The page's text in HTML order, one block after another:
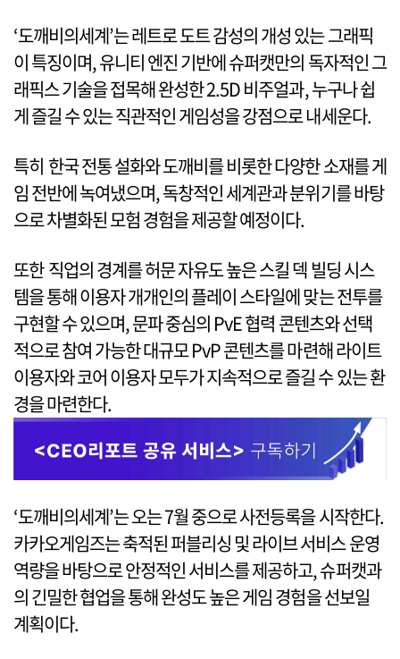
‘도깨비의세계’는 레트로 도트 감성의 개성 있는 그래픽
이 특징이며, 유니티 엔진 기반에 슈퍼캣만의 독자적인 그
래픽스 기술을 접목해 완성한 2.5D 비주얼과, 누구나 쉽
게 즐길 수 있는 직관적인 게임성을 강점으로 내세운다.
특히 한국 전통 설화와 도깨비를 비롯한 다양한 소재를 게
임 전반에 녹여냈으며, 독창적인 세계관과 분위기를 바탕
으로 차별화된 모험 경험을 제공할 예정이다.
또한 직업의 경계를 허문 자유도 높은 스킬 덱 빌딩 시스
템을 통해 이용자 개개인의 플레이 스타일에 맞는 전투를
구현할 수 있으며, 문파 중심의 PvE 협력 콘텐츠와 선택
적으로 참여 가능한 대규모 PvP 콘텐츠를 마련해 라이트
이용자와 코어 이용자 모두가 지속적으로 즐길 수 있는 환
경을 마련한다.
‘도깨비의세계’는 오는 7월 중으로 사전등록을 시작한다.
카카오게임즈는 축적된 퍼블리싱 및 라이브 서비스 운영
역량을 바탕으로 안정적인 서비스를 제공하고, 슈퍼캣과
의 긴밀한 협업을 통해 완성도 높은 게임 경험을 선보일
계획이다.